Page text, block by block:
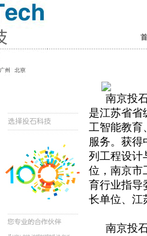
南京投
是江苏省省
工智能教育
服务。获得
列工程设计
位，南京市
育行业指导
长单位、江
南京投